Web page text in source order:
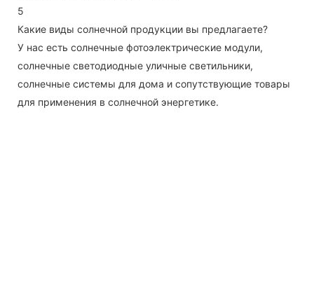
5
Какие виды солнечной продукции вы предлагаете?
У нас есть солнечные фотоэлектрические модули,
солнечные светодиодные уличные светильники,
солнечные системы для дома и сопутствующие товары
для применения в солнечной энергетике.